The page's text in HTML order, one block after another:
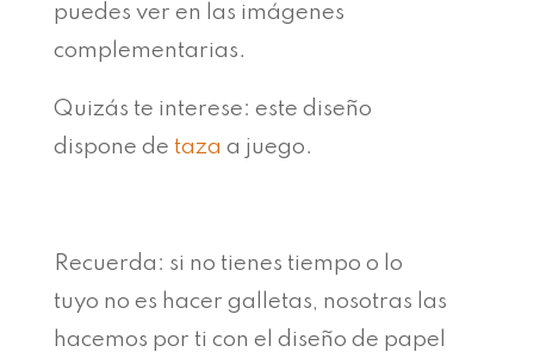
puedes ver en las imágenes
complementarias.
Quizás te interese: este diseño
dispone de taza a juego.
Recuerda: si no tienes tiempo o lo
tuyo no es hacer galletas, nosotras las
hacemos por ti con el diseño de papel